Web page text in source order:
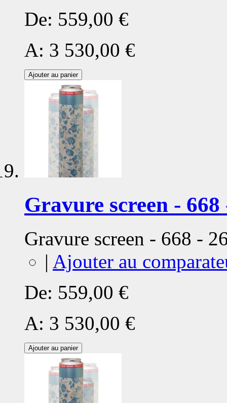
De: 559,00 €
A: 3 530,00 €
Ajouter au panier
Gravure screen - 668
Gravure screen - 668 -
| Ajouter au
De: 559,00 €
A: 3 530,00 €
Ajouter au panier